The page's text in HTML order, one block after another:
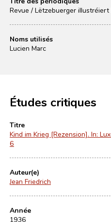
Revue / Lëtzebuerger illustréiert
Noms utilisés
Lucien Marc
Études critiques
Titre
Kind im Krieg [Rezension]. In:
6
Auteur(e)
Jean Friedrich
Année
1936